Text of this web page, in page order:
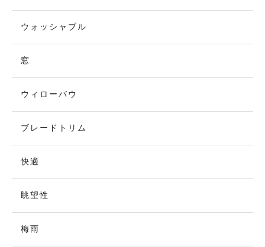
ウォッシャブル
窓
ウィローバウ
ブレードトリム
快適
眺望性
梅雨